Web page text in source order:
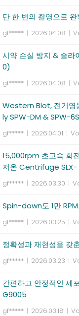
단 한 번의 촬영으로
gf***** | 2026.04.08 |
시약 손실 방지 & 슬라
0)
gf***** | 2026.04.08 |
Western Blot, 전기영
ly SPW-DM & SPW-6S
gf***** | 2026.04.01 |
15,000rpm 초고속 회
저온 Centrifuge SLX-
gf***** | 2026.03.30 |
Spin-down도 1만
gf***** | 2026.03.25 |
정확성과 재현성을
gf***** | 2026.03.23 |
간편하고 안정적인
G9005
gf***** | 2026.03.18 |